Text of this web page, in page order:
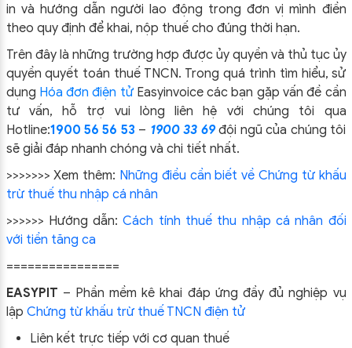
in và hướng dẫn người lao động trong đơn vị mình điền
theo quy định để khai, nộp thuế cho đúng thời hạn.
Trên đây là những trường hợp được ủy quyền và thủ tục ủy
quyền quyết toán thuế TNCN. Trong quá trình tìm hiểu, sử
dụng Hóa đơn điện tửEasyinvoice các bạn gặp vấn đề cần
tư vấn, hỗ trợ vui lòng liên hệ với chúng tôi qua
Hotline:1900 56 56 53 – 1900 33 69 đội ngũ của chúng tôi
sẽ giải đáp nhanh chóng và chi tiết nhất.
>>>>>>> Xem thêm: Những điều cần biết về Chứng từ khấu
trừ thuế thu nhập cá nhân
>>>>>> Hướng dẫn:Cách tính thuế thu nhập cá nhân đối
với tiền tăng ca
================
EASYPIT – Phần mềm kê khai đáp ứng đầy đủ nghiệp vụ
lập Chứng từ khấu trừ thuế TNCN điện tử
Liên kết trực tiếp với cơ quan thuế